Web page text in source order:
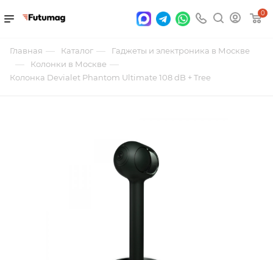
0
Главная — Каталог — Гаджеты и электроника в Москве
— Колонки в Москве —
Колонка Devialet Phantom Ultimate 108 dB + Tree